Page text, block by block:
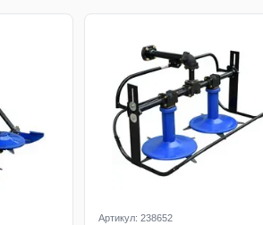
Артикул: 238652